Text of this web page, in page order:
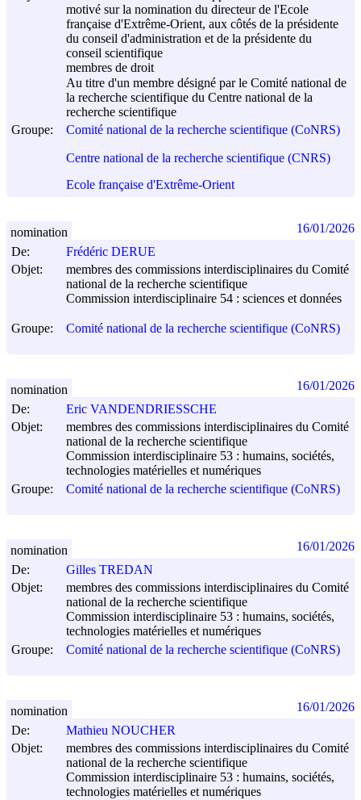
motivé sur la nomination du directeur de l'Ecole
française d'Extrême-Orient, aux côtés de la présidente
du conseil d'administration et de la présidente du
conseil scientifique
membres de droit
Au titre d'un membre désigné par le Comité national de
la recherche scientifique du Centre national de la
recherche scientifique
Groupe:
Comité national de la recherche scientifique (CoNRS)
Centre national de la recherche scientifique (CNRS)
Ecole française d'Extrême-Orient
De:
Frédéric DERUE
Objet:
membres des commissions interdisciplinaires du Comité
national de la recherche scientifique
Commission interdisciplinaire 54 : sciences et données
Groupe: Comité national de la recherche scientifique (CoNRS)
nomination 16/01/2026
De:
Eric VANDENDRIESSCHE
Objet:
membres des commissions interdisciplinaires du Comité
national de la recherche scientifique
Commission interdisciplinaire 53 : humains, sociétés,
technologies matérielles et numériques
Groupe:
Comité national de la recherche scientifique (CoNRS)
nomination 16/01/2026
De:
Gilles TREDAN
Objet:
membres des commissions interdisciplinaires du Comité
national de la recherche scientifique
Commission interdisciplinaire 53 : humains, sociétés,
technologies matérielles et numériques
Groupe:
Comité national de la recherche scientifique (CoNRS)
nomination 16/01/2026
De:
Mathieu NOUCHER
Objet:
membres des commissions interdisciplinaires du Comité
national de la recherche scientifique
Commission interdisciplinaire 53 : humains, sociétés,
technologies matérielles et numériques
nomination 16/01/2026